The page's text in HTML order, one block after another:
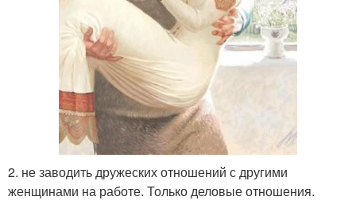
2. не заводить дружеских отношений с другими
женщинами на работе. Только деловые отношения.